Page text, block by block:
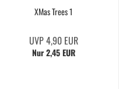
XMas Trees 1
UVP 4,90 EUR
Nur 2,45 EUR